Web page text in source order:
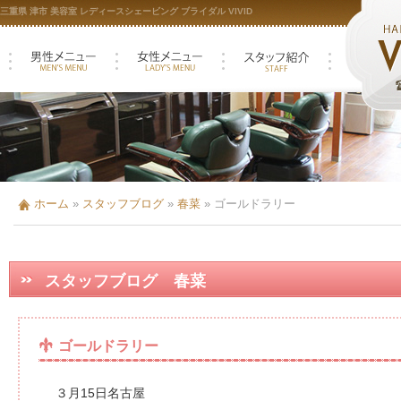
三重県 津市 美容室 レディースシェービング ブライダル VIVID
ホーム » スタッフブログ » 春菜 » ゴールドラリー
スタッフブログ 春菜
ゴールドラリー
３月15日名古屋